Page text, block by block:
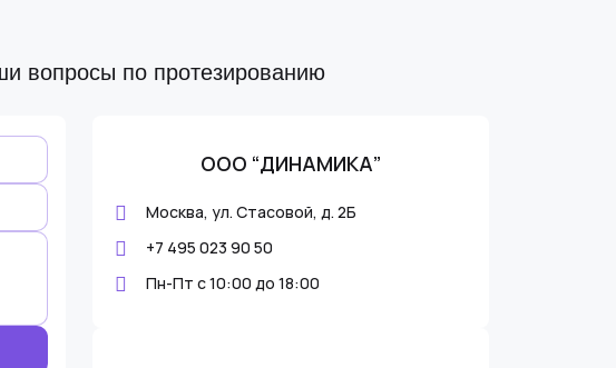
вопросы по протезированию
ООО “ДИНАМИКА”
Москва, ул. Стасовой, д. 2Б
+7 495 023 90 50
Пн-Пт с 10:00 до 18:00